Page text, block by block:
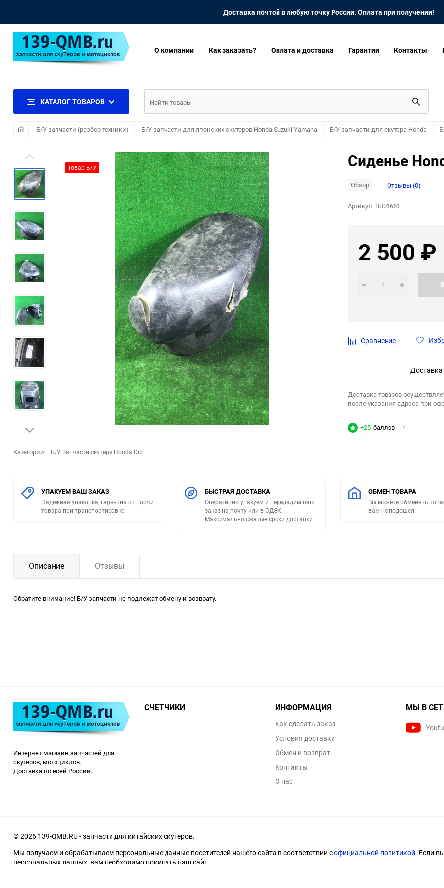
Доставка почтой в любую точку России. Оплата при получении!
О компании Как заказать? Оплата и доставка Гарантии Контакты
КАТАЛОГ ТОВАРОВ
Б/У запчасти (разбор техники) Б/У запчасти для японских скутеров Honda Suzuki Yamaha Б/У запчасти для скутера Honda
Товар Б/У
Категории: Б/У Запчасти скутера Honda Dio
Сиденье
Обзор Отзывы (0)
Артикул: BU01661
2 500 ₽
Сравнение
Доставка
Доставка товаров
после указания адреса при
+25 баллов ?
УПАКУЕМ ВАШ ЗАКАЗ
Надежная упаковка, гарантия от порчи
товара при транспортировке
БЫСТРАЯ ДОСТАВКА
Оперативно упакуем и передадим ваш
заказ на почту или в СДЭК.
Максимально сжатые сроки доставки
ОБМЕН ТОВАРА
Вы можете обменять
вам не подошел!
Описание Отзывы
Обратите внимание! Б/У запчасти не подлежат обмену и возврату.
Интернет магазин запчастей для
скутеров, мотоциклов.
Доставка по всей России.
СЧЕТЧИКИ ИНФОРМАЦИЯ
Как сделать заказ
Условия доставки
Обмен и возврат
Контакты
О нас
МЫ В
© 2026 139-QMB.RU - запчасти для китайских скутеров.
Мы получаем и обрабатываем персональные данные посетителей нашего сайта в соответствии софициальной политикой. Если
персональных данных, вам необходимо покинуть наш сайт.